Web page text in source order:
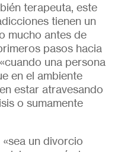
terapeuta, este
tienen un
mucho antes de
pasos hacia
una persona
en el ambiente
estar atravesando
o sumamente
un divorcio